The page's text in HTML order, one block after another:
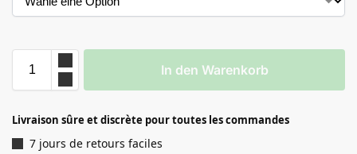
In den Warenkorb
Livraison sûre et discrète pour toutes les commandes
7 jours de retours faciles